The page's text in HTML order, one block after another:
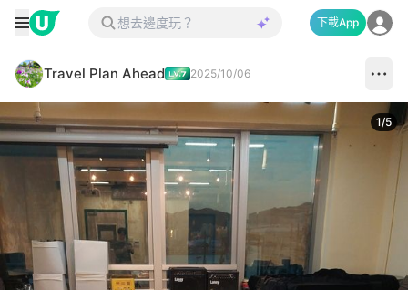
下載App
Travel Plan Ahead 2025/10/06
1/5